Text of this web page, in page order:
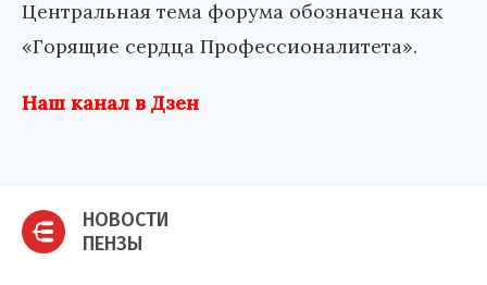
Центральная тема форума обозначена как
«Горящие сердца Профессионалитета».
Наш канал в Дзен
НОВОСТИ
ПЕНЗЫ